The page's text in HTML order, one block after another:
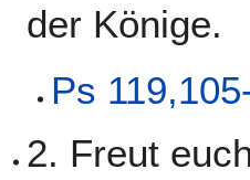
der Könige.
Ps
2. Freut